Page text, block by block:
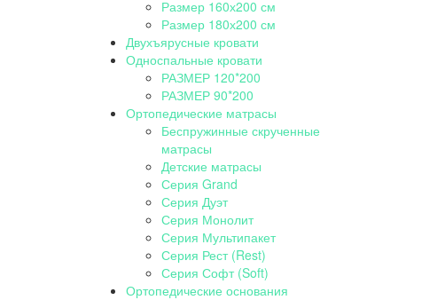
Размер 160х200 см
Размер 180х200 см
Двухъярусные кровати
Односпальные кровати
РАЗМЕР 120*200
РАЗМЕР 90*200
Ортопедические матрасы
Беспружинные скрученные
матрасы
Детские матрасы
Серия Grand
Серия Дуэт
Серия Монолит
Серия Мультипакет
Серия Рест (Rest)
Серия Софт (Soft)
Ортопедические основания